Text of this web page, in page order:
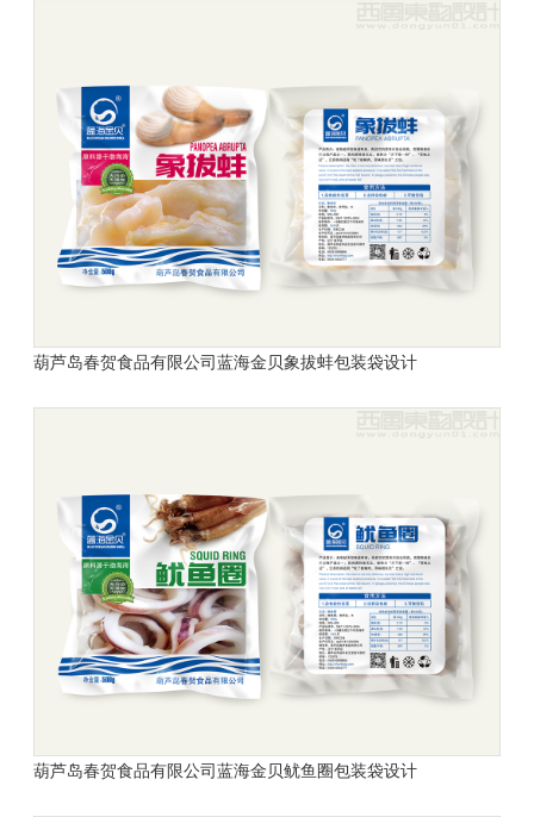
葫芦岛春贺食品有限公司蓝海金贝象拔蚌包装袋设计
葫芦岛春贺食品有限公司蓝海金贝鱿鱼圈包装袋设计